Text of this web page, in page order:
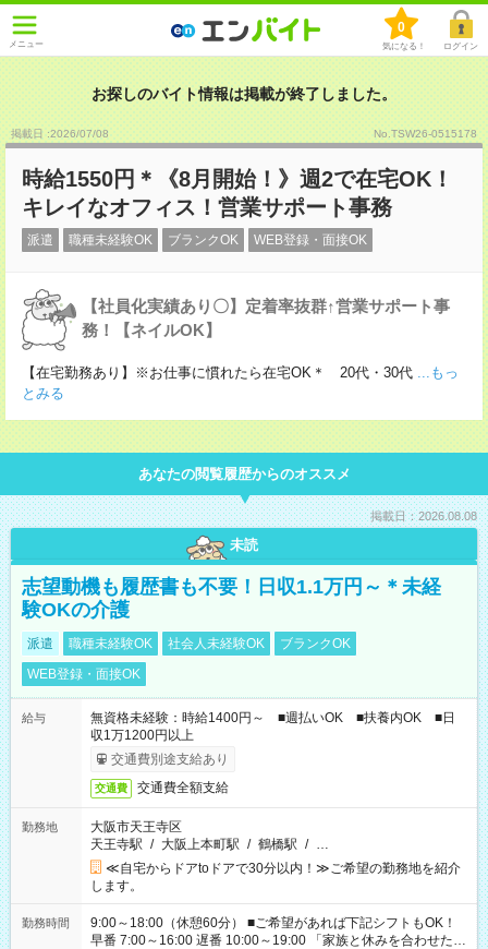
メニュー
0
気になる！ ログイン
お探しのバイト情報は掲載が終了しました。
掲載日 :2026/07/08 No.TSW26-0515178
時給1550円＊《8月開始！》週2で在宅OK！
キレイなオフィス！営業サポート事務
派遣 職種未経験OK ブランクOK WEB登録・面接OK
【社員化実績あり〇】定着率抜群↑営業サポート事
務！【ネイルOK】
【在宅勤務あり】※お仕事に慣れたら在宅OK＊ 20代・30代 ...もっ
とみる
あなたの閲覧履歴からのオススメ
掲載日：2026.08.08
未読
志望動機も履歴書も不要！日収1.1万円～＊未経
験OKの介護
派遣 職種未経験OK 社会人未経験OK
ブランクOK
WEB登録・面接OK
給与
無資格未経験：時給1400円～ ■週払いOK ■扶養内OK ■日
収1万1200円以上
交通費別途支給あり
交通費 交通費全額支給
勤務地
大阪市天王寺区
天王寺駅 / 大阪上本町駅 / 鶴橋駅 / …
≪自宅からドアtoドアで30分以内！≫ご希望の勤務地を紹介
します。
勤務時間
9:00～18:00（休憩60分） ■ご希望があれば下記シフトもOK！
早番 7:00～16:00 遅番 10:00～19:00 「家族と休みを合わせた